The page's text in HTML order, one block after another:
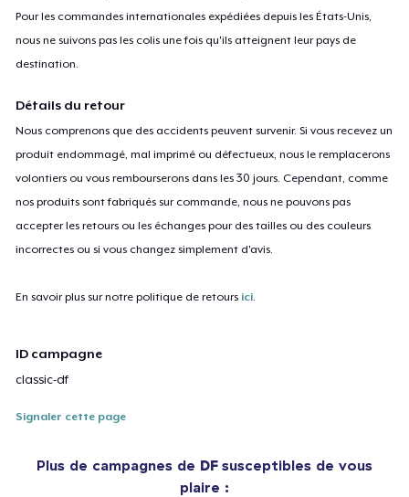
Pour les commandes internationales expédiées depuis les États-Unis,
nous ne suivons pas les colis une fois qu'ils atteignent leur pays de
destination.
Détails du retour
Nous comprenons que des accidents peuvent survenir. Si vous recevez un
produit endommagé, mal imprimé ou défectueux, nous le remplacerons
volontiers ou vous rembourserons dans les 30 jours. Cependant, comme
nos produits sont fabriqués sur commande, nous ne pouvons pas
accepter les retours ou les échanges pour des tailles ou des couleurs
incorrectes ou si vous changez simplement d'avis.
En savoir plus sur notre politique de retours ici.
ID campagne
classic-df
Signaler cette page
Plus de campagnes de DF susceptibles de vous
plaire :